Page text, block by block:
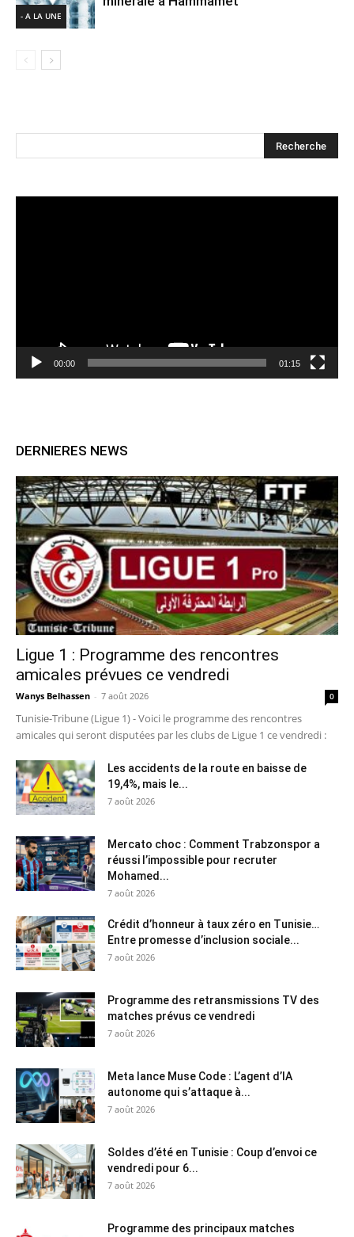
- A LA UNE
00:00 01:15
DERNIERES NEWS
Ligue 1 : Programme des rencontres
amicales prévues ce vendredi
Wanys Belhassen - 7 août 2026 0
Tunisie-Tribune (Ligue 1) - Voici le programme des rencontres
amicales qui seront disputées par les clubs de Ligue 1 ce vendredi :
Les accidents de la route en baisse de
19,4%, mais le...
7 août 2026
Mercato choc : Comment Trabzonspor a
réussi l’impossible pour recruter
Mohamed...
7 août 2026
Crédit d’honneur à taux zéro en Tunisie…
Entre promesse d’inclusion sociale...
7 août 2026
Programme des retransmissions TV des
matches prévus ce vendredi
7 août 2026
Meta lance Muse Code : L’agent d’IA
autonome qui s’attaque à...
7 août 2026
Soldes d’été en Tunisie : Coup d’envoi ce
vendredi pour 6...
7 août 2026
Programme des principaux matches